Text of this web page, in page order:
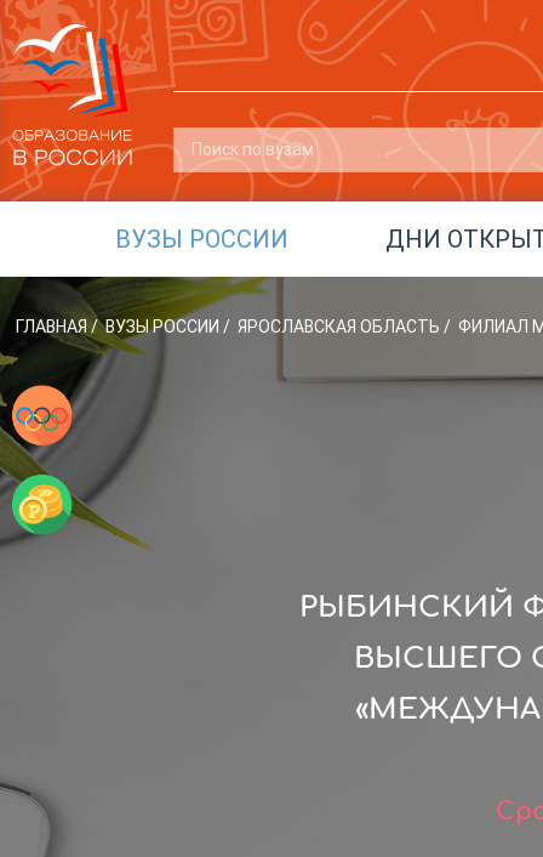
ВУЗЫ РОССИИ ДНИ
ГЛАВНАЯ / ВУЗЫ РОССИИ / ЯРОСЛАВСКАЯ ОБЛАСТЬ / ФИЛИАЛ
РЫБИНСКИЙ
ВЫСШЕГО